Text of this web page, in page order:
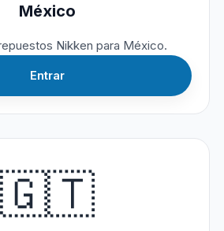
México
Nikken para México.
Entrar
🇬🇹